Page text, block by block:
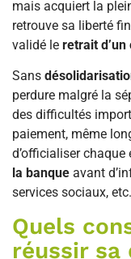
mais acquiert la
retrouve sa liberté
validé le retrait
Sans
perdure malgré la
des difficultés
paiement, même
d’officialiser chaque
la banque avant
services sociaux,
Quels
réussir sa